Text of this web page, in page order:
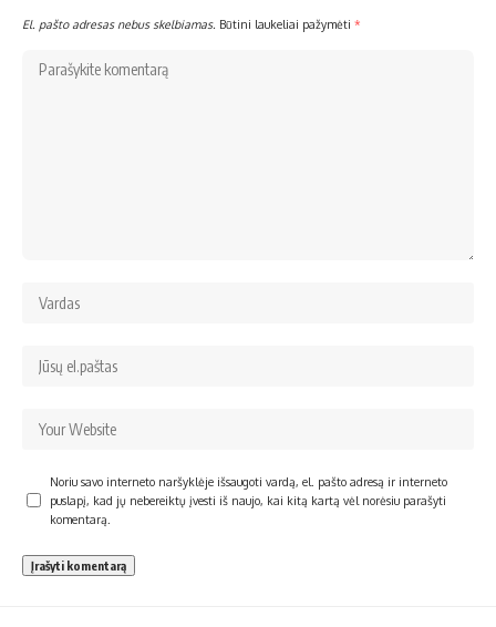
El. pašto adresas nebus skelbiamas. Būtini laukeliai pažymėti *
Noriu savo interneto naršyklėje išsaugoti vardą, el. pašto adresą ir interneto
puslapį, kad jų nebereiktų įvesti iš naujo, kai kitą kartą vėl norėsiu parašyti
komentarą.